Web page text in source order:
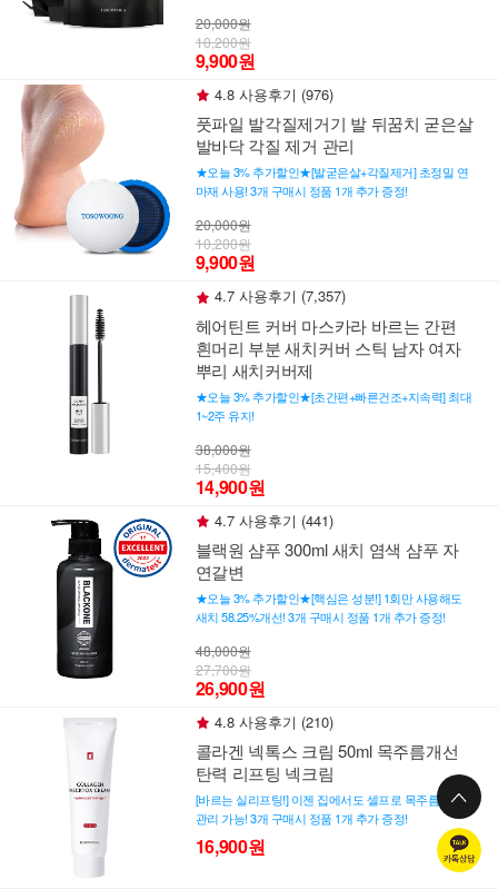
20,000원
10,200원
9,900원
4.8 사용후기 (976)
풋파일 발각질제거기 발 뒤꿈치 굳은살
발바닥 각질 제거 관리
★오늘 3% 추가할인★[발굳은살+각질제거] 초정밀 연
마재 사용! 3개 구매시 정품 1개 추가 증정!
20,000원
10,200원
9,900원
4.7 사용후기 (7,357)
헤어틴트 커버 마스카라 바르는 간편
흰머리 부분 새치커버 스틱 남자 여자
뿌리 새치커버제
★오늘 3% 추가할인★[초간편+빠른건조+지속력] 최대
1~2주 유지!
38,000원
15,400원
14,900원
4.7 사용후기 (441)
블랙원 샴푸 300ml 새치 염색 샴푸 자
연갈변
★오늘 3% 추가할인★[핵심은 성분!] 1회만 사용해도
새치 58.25%개선! 3개 구매시 정품 1개 추가 증정!
48,000원
27,700원
26,900원
4.8 사용후기 (210)
콜라겐 넥톡스 크림 50ml 목주름개선
탄력 리프팅 넥크림
[바르는 실리프팅!] 이젠 집에서도 셀프로 목주름 집중
관리 가능! 3개 구매시 정품 1개 추가 증정!
16,900원